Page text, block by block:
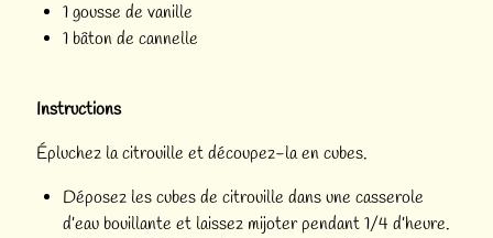
1 gousse de vanille
1 bâton de cannelle
Instructions
Épluchez la citrouille et découpez-la en cubes.
Déposez les cubes de citrouille dans une casserole
d’eau bouillante et laissez mijoter pendant 1/4 d’heure.